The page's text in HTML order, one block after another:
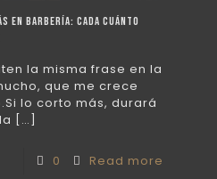
en barbería: cada cuánto
la misma frase en la
que me crece
lo corto más, durará
[…]
0 Read more